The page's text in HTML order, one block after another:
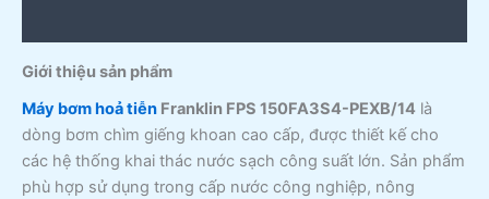
Giới thiệu sản phẩm
Máy bơm hoả tiễn Franklin FPS 150FA3S4-PEXB/14 là
dòng bơm chìm giếng khoan cao cấp, được thiết kế cho
các hệ thống khai thác nước sạch công suất lớn. Sản phẩm
phù hợp sử dụng trong cấp nước công nghiệp, nông